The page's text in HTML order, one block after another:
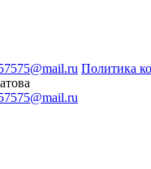
Политика